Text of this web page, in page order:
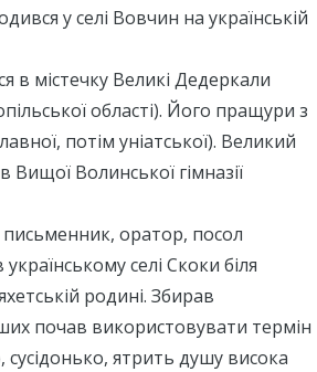
у селі Вовчин на українській
в містечку Великі Дедеркали
області). Його пращури з
потім уніатської). Великий
Вищої Волинської гімназії
оратор, посол
селі Скоки біля
родині. Збирав
почав використовувати термін
ятрить душу висока